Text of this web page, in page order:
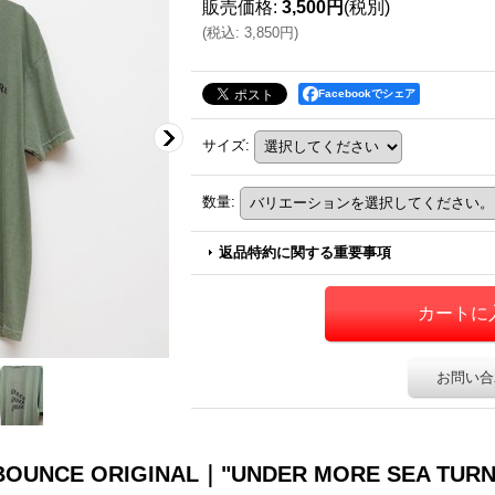
販売価格: 3,500円 (税別)
(税込: 3,850円)
Facebookでシェア
サイズ:
数量:
返品特約に関する重要事項
お問い
ORIGINAL｜"UNDER MORE SEA